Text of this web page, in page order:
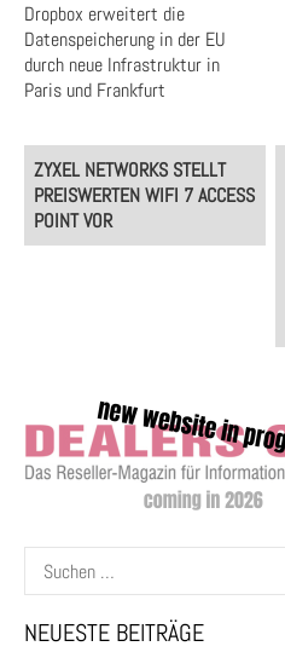
Dropbox erweitert die
Datenspeicherung in der EU
durch neue Infrastruktur in
Paris und Frankfurt
Post
navigation
ZYXEL NETWORKS STELLT
PREISWERTEN WIFI 7 ACCESS
POINT VOR
Suchen
nach:
NEUESTE BEITRÄGE